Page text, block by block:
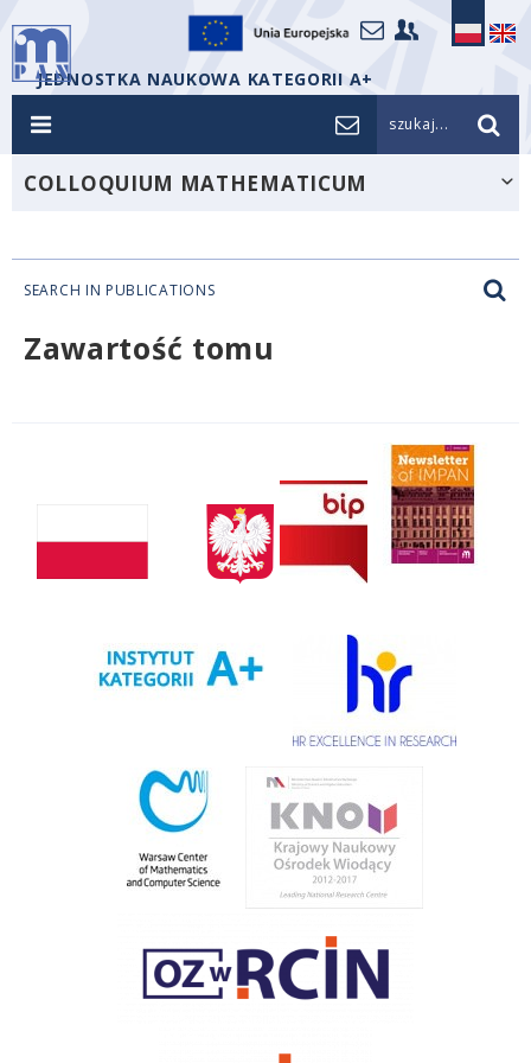
JEDNOSTKA NAUKOWA KATEGORII A+
szukaj...
COLLOQUIUM MATHEMATICUM
SEARCH IN PUBLICATIONS
Zawartość tomu